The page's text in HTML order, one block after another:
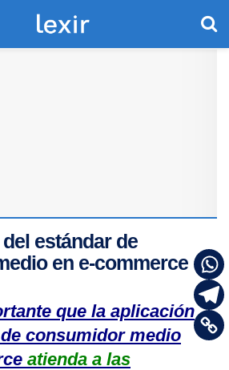
estándar de
en e-commerce
que la aplicación
consumidor medio
atienda a las